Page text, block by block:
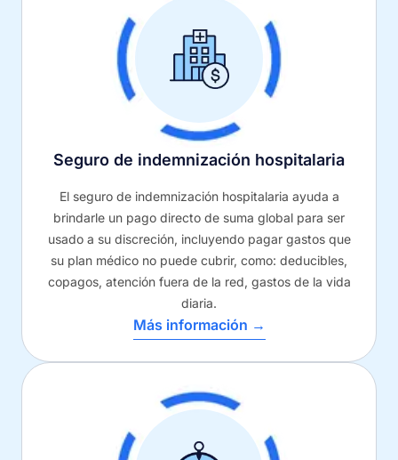
Seguro de indemnización hospitalaria
El seguro de indemnización hospitalaria ayuda a
brindarle un pago directo de suma global para ser
usado a su discreción, incluyendo pagar gastos que
su plan médico no puede cubrir, como: deducibles,
copagos, atención fuera de la red, gastos de la vida
diaria.
Más información →